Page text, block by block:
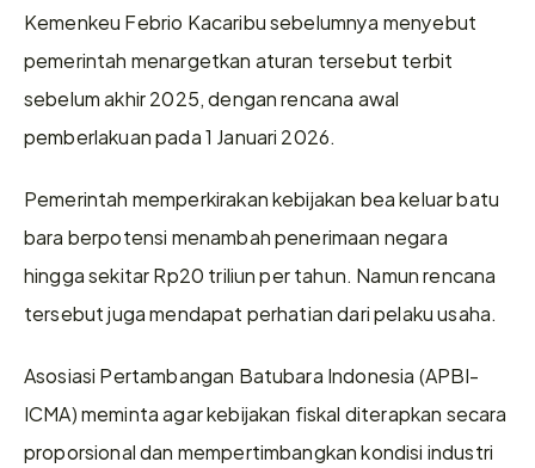
Kemenkeu Febrio Kacaribu sebelumnya menyebut
pemerintah menargetkan aturan tersebut terbit
sebelum akhir 2025, dengan rencana awal
pemberlakuan pada 1 Januari 2026.
Pemerintah memperkirakan kebijakan bea keluar batu
bara berpotensi menambah penerimaan negara
hingga sekitar Rp20 triliun per tahun. Namun rencana
tersebut juga mendapat perhatian dari pelaku usaha.
Asosiasi Pertambangan Batubara Indonesia (APBI-
ICMA) meminta agar kebijakan fiskal diterapkan secara
proporsional dan mempertimbangkan kondisi industri